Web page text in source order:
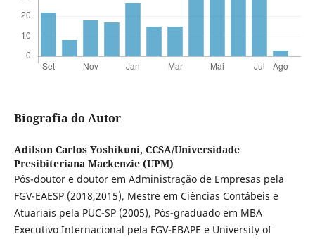
Biografia do Autor
Adilson Carlos Yoshikuni, CCSA/Universidade
Presibiteriana Mackenzie (UPM)
Pós-doutor e doutor em Administração de Empresas pela
FGV-EAESP (2018,2015), Mestre em Ciências Contábeis e
Atuariais pela PUC-SP (2005), Pós-graduado em MBA
Executivo Internacional pela FGV-EBAPE e University of